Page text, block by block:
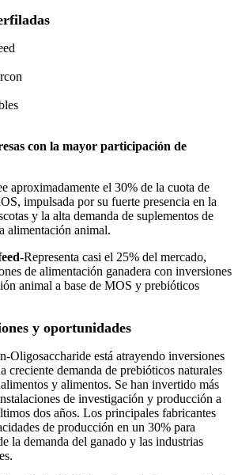
con la mayor participación de
aproximadamente el 30% de la cuota de
impulsada por su fuerte presencia en la
y la alta demanda de suplementos de
alimentación animal.
-Representa casi el 25% del mercado,
de alimentación ganadera con inversiones
animal a base de MOS y prebióticos
y oportunidades
Oligosaccharide está atrayendo inversiones
creciente demanda de prebióticos naturales
y alimentos. Se han invertido más
de investigación y producción a
dos años. Los principales fabricantes
de producción en un 30% para
la demanda del ganado y las industrias